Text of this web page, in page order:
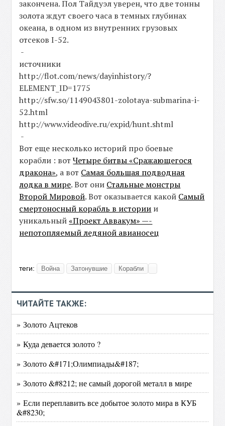
закончена. Пол Тайдуэл уверен, что две тонны
золота ждут своего часа в темных глубинах
океана, в одном из внутренних грузовых
отсеков I-52.
-
источники
http://flot.com/news/dayinhistory/?
ELEMENT_ID=1775
http://sfw.so/1149043801-zolotaya-submarina-i-
52.html
http://www.videodive.ru/expid/hunt.shtml
-
Вот еще несколько историй про боевые
корабли : вотЧетыре битвы «Сражающегося
дракона», а вот Самая большая подводная
лодка в мире. Вот они Стальные монстры
Второй Мировой. Вот оказывается какой Самый
смертоносный корабль в истории и
уникальный«Проект Аввакум» —-
непотопляемый ледяной авианосец
теги: Война Затонувшие Корабли
ЧИТАЙТЕ ТАКЖЕ:
» Золото Ацтеков
» Куда девается золото ?
» Золото &#171;Олимпиады&#187;
» Золото &#8212; не самый дорогой металл в мире
» Если переплавить все добытое золото мира в КУБ
&#8230;